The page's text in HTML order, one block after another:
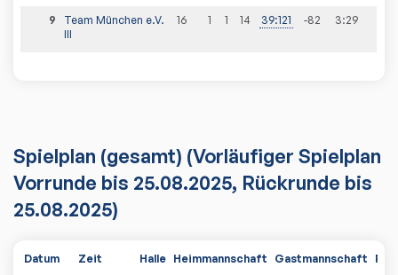
9
Team München e.V.
III
16 1 1 14 39:121 -82 3:29
Spielplan (gesamt) (Vorläufiger Spielplan
Vorrunde bis 25.08.2025, Rückrunde bis
25.08.2025)
Datum Zeit Halle Heimmannschaft Gastmannschaft PDF